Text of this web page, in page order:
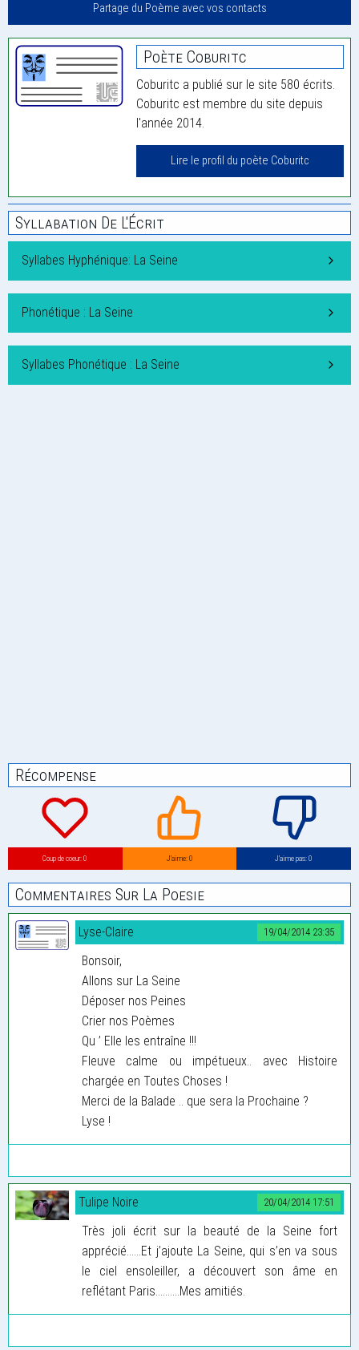
Partage du Poème avec vos contacts
Poète Coburitc
Coburitc a publié sur le site 580 écrits.
Coburitc est membre du site depuis
l'année 2014.
Lire le profil du poète Coburitc
Syllabation De L'Écrit
Syllabes Hyphénique: La Seine
Phonétique : La Seine
Syllabes Phonétique : La Seine
Récompense
Coup de coeur: 0 J’aime: 0 J’aime pas: 0
Commentaires Sur La Poesie
19/04/2014 23:35
Lyse-Claire
Bonsoir,
Allons sur La Seine
Déposer nos Peines
Crier nos Poèmes
Qu ’ Elle les entraîne !!!
Fleuve calme ou impétueux.. avec Histoire
chargée en Toutes Choses !
Merci de la Balade .. que sera la Prochaine ?
Lyse !
20/04/2014 17:51
Tulipe Noire
Très joli écrit sur la beauté de la Seine fort
apprécié......Et j’ajoute La Seine, qui s’en va sous
le ciel ensoleiller, a découvert son âme en
reflétant Paris..........Mes amitiés.